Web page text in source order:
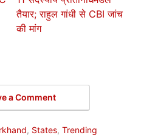
तैयार; राहुल गांधी से CBI जांच
की मांग
a Comment
, States, Trending